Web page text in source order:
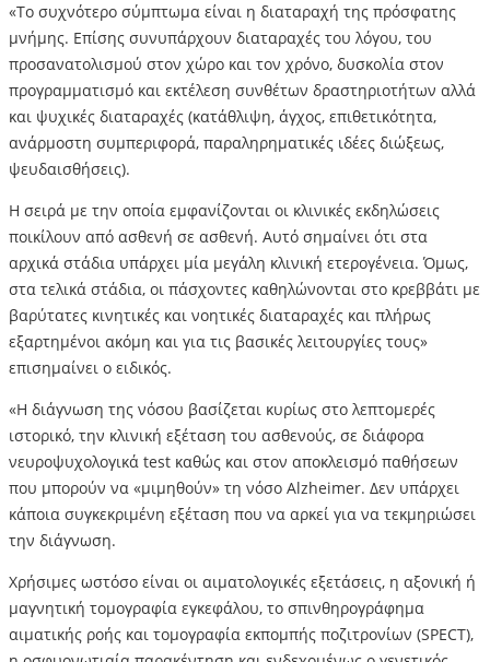
«Το συχνότερο σύμπτωμα είναι η διαταραχή της πρόσφατης
μνήμης. Επίσης συνυπάρχουν διαταραχές του λόγου, του
προσανατολισμού στον χώρο και τον χρόνο, δυσκολία στον
προγραμματισμό και εκτέλεση συνθέτων δραστηριοτήτων αλλά
και ψυχικές διαταραχές (κατάθλιψη, άγχος, επιθετικότητα,
ανάρμοστη συμπεριφορά, παραληρηματικές ιδέες διώξεως,
ψευδαισθήσεις).
Η σειρά με την οποία εμφανίζονται οι κλινικές εκδηλώσεις
ποικίλουν από ασθενή σε ασθενή. Αυτό σημαίνει ότι στα
αρχικά στάδια υπάρχει μία μεγάλη κλινική ετερογένεια. Όμως,
στα τελικά στάδια, οι πάσχοντες καθηλώνονται στο κρεββάτι με
βαρύτατες κινητικές και νοητικές διαταραχές και πλήρως
εξαρτημένοι ακόμη και για τις βασικές λειτουργίες τους»
επισημαίνει ο ειδικός.
«Η διάγνωση της νόσου βασίζεται κυρίως στο λεπτομερές
ιστορικό, την κλινική εξέταση του ασθενούς, σε διάφορα
νευροψυχολογικά test καθώς και στον αποκλεισμό παθήσεων
που μπορούν να «μιμηθούν» τη νόσο Alzheimer. Δεν υπάρχει
κάποια συγκεκριμένη εξέταση που να αρκεί για να τεκμηριώσει
την διάγνωση.
Χρήσιμες ωστόσο είναι οι αιματολογικές εξετάσεις, η αξονική ή
μαγνητική τομογραφία εγκεφάλου, το σπινθηρογράφημα
αιματικής ροής και τομογραφία εκπομπής ποζιτρονίων (SPECT),